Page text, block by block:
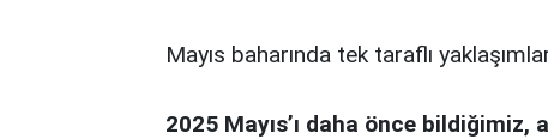
Mayıs baharında tek taraflı
2025 Mayıs’ı daha önce